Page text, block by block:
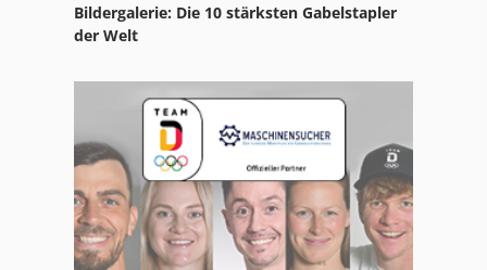
Bildergalerie: Die 10 stärksten Gabelstapler
der Welt